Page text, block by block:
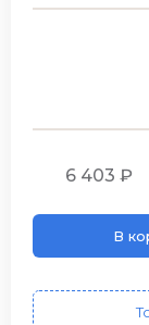
6 403 ₽
В